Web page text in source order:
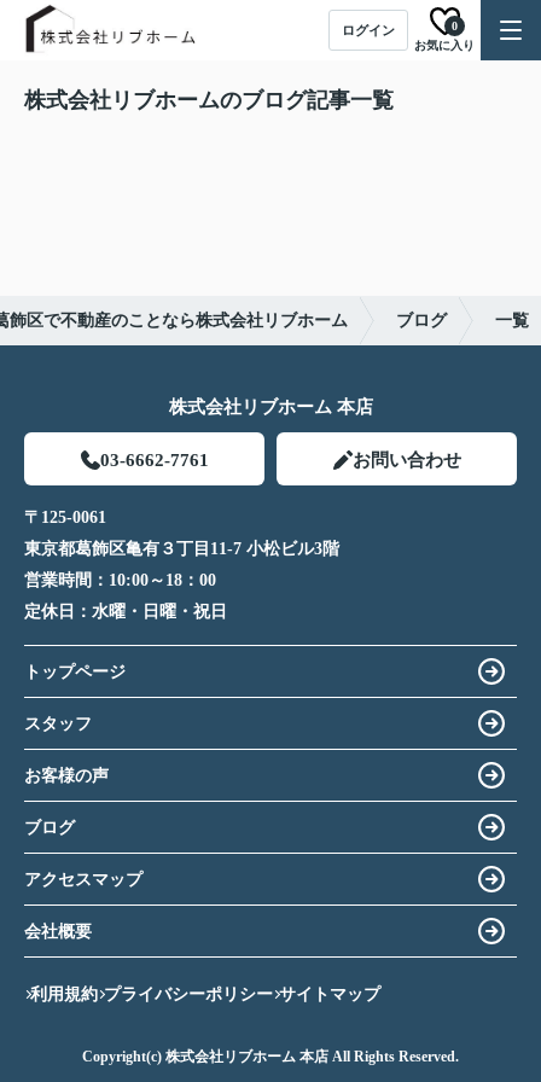
ログイン
お気に入り
0
株式会社リブホームのブログ記事一覧
飾区で不動産のことなら株式会社リブホーム ブログ 一覧
株式会社リブホーム 本店
03-6662-7761 お問い合わせ
〒125-0061
東京都葛飾区亀有３丁目11-7 小松ビル3階
営業時間： 10:00～18：00
定休日： 水曜・日曜・祝日
トップページ
スタッフ
お客様の声
ブログ
アクセスマップ
会社概要
利用規約 プライバシーポリシー サイトマップ
Copyright(c) 株式会社リブホーム 本店 All Rights Reserved.